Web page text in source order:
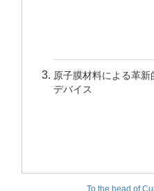
原子膜材料による革
デバイス
To the head of